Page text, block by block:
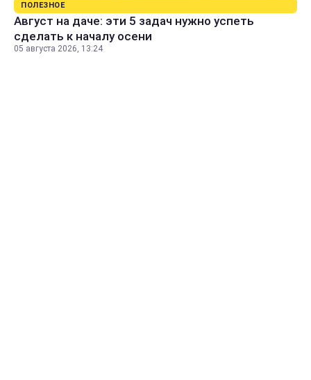
ПОЛЕЗНОЕ
Август на даче: эти 5 задач нужно успеть
сделать к началу осени
05 августа 2026, 13:24